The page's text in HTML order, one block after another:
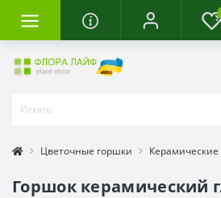
Цветочные горшки
Горшок керамический